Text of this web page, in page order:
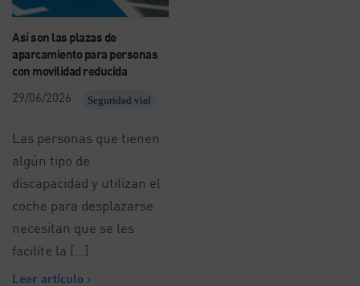
Así son las plazas de
aparcamiento para personas
con movilidad reducida
29/06/2026
Seguridad vial
Las personas que tienen
algún tipo de
discapacidad y utilizan el
coche para desplazarse
necesitan que se les
facilite la […]
Leer artículo